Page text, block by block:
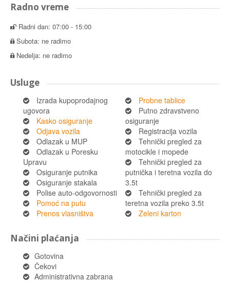
Radno vreme
Radni dan: 07:00 - 15:00
Subota: ne radimo
Nedelja: ne radimo
Usluge
Izrada kupoprodajnog
ugovora
Kasko osiguranje
Odjava vozila
Odlazak u MUP
Odlazak u Poresku
Upravu
Osiguranje putnika
Osiguranje stakala
Polise auto-odgovornosti
Pomoć na putu
Prenos vlasništva
Probne tablice
Putno zdravstveno
osiguranje
Registracija vozila
Tehnički pregled za
motocikle i mopede
Tehnički pregled za
putnička i teretna vozila do
3.5t
Tehnički pregled za
teretna vozila preko 3.5t
Zeleni karton
Načini plaćanja
Gotovina
Čekovi
Administrativna zabrana